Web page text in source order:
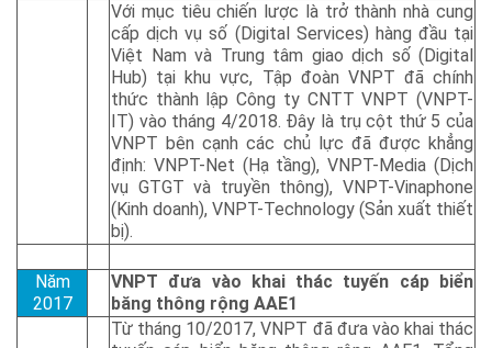
Với mục tiêu chiến lược là trở thành nhà cung
cấp dịch vụ số (Digital Services) hàng đầu tại
Việt Nam và Trung tâm giao dịch số (Digital
Hub) tại khu vực, Tập đoàn VNPT đã chính
thức thành lập Công ty CNTT VNPT (VNPT-
IT) vào tháng 4/2018. Đây là trụ cột thứ 5 của
VNPT bên cạnh các chủ lực đã được khẳng
định: VNPT-Net (Hạ tầng), VNPT-Media (Dịch
vụ GTGT và truyền thông), VNPT-Vinaphone
(Kinh doanh), VNPT-Technology (Sản xuất thiết
bị).
Năm
2017
VNPT đưa vào khai thác tuyến cáp biển
băng thông rộng AAE1
Từ tháng 10/2017, VNPT đã đưa vào khai thác